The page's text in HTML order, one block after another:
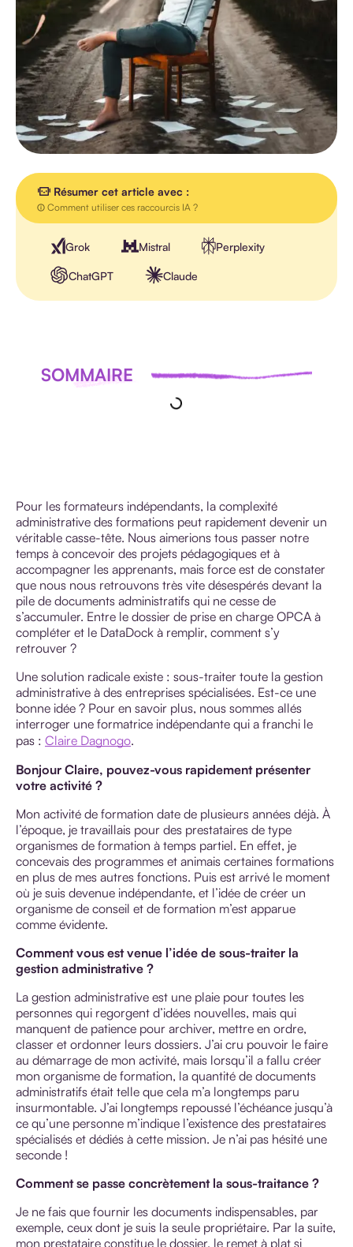
AGENDA
INTERVIEW
VIDEO
Résumer cet article avec :
Comment utiliser ces raccourcis IA ?
Grok Mistral Perplexity
ChatGPT Claude
SOMMAIRE
Pour les formateurs indépendants, la complexité
administrative des formations peut rapidement devenir un
véritable casse-tête. Nous aimerions tous passer notre
temps à concevoir des projets pédagogiques et à
accompagner les apprenants, mais force est de constater
que nous nous retrouvons très vite désespérés devant la
pile de documents administratifs qui ne cesse de
s’accumuler. Entre le dossier de prise en charge OPCA à
compléter et le DataDock à remplir, comment s’y
retrouver ?
Une solution radicale existe : sous-traiter toute la gestion
administrative à des entreprises spécialisées. Est-ce une
bonne idée ? Pour en savoir plus, nous sommes allés
interroger une formatrice indépendante qui a franchi le
pas : Claire Dagnogo.
Bonjour Claire, pouvez-vous rapidement présenter
votre activité ?
Mon activité de formation date de plusieurs années déjà. À
l’époque, je travaillais pour des prestataires de type
organismes de formation à temps partiel. En effet, je
concevais des programmes et animais certaines formations
en plus de mes autres fonctions. Puis est arrivé le moment
où je suis devenue indépendante, et l’idée de créer un
organisme de conseil et de formation m’est apparue
comme évidente.
Comment vous est venue l’idée de sous-traiter la
gestion administrative ?
La gestion administrative est une plaie pour toutes les
personnes qui regorgent d’idées nouvelles, mais qui
manquent de patience pour archiver, mettre en ordre,
classer et ordonner leurs dossiers. J’ai cru pouvoir le faire
au démarrage de mon activité, mais lorsqu’il a fallu créer
mon organisme de formation, la quantité de documents
administratifs était telle que cela m’a longtemps paru
insurmontable. J’ai longtemps repoussé l’échéance jusqu’à
ce qu’une personne m’indique l’existence des prestataires
spécialisés et dédiés à cette mission. Je n’ai pas hésité une
seconde !
Comment se passe concrètement la sous-traitance ?
Je ne fais que fournir les documents indispensables, par
exemple, ceux dont je suis la seule propriétaire. Par la suite,
mon prestataire constitue le dossier, le remet à plat si